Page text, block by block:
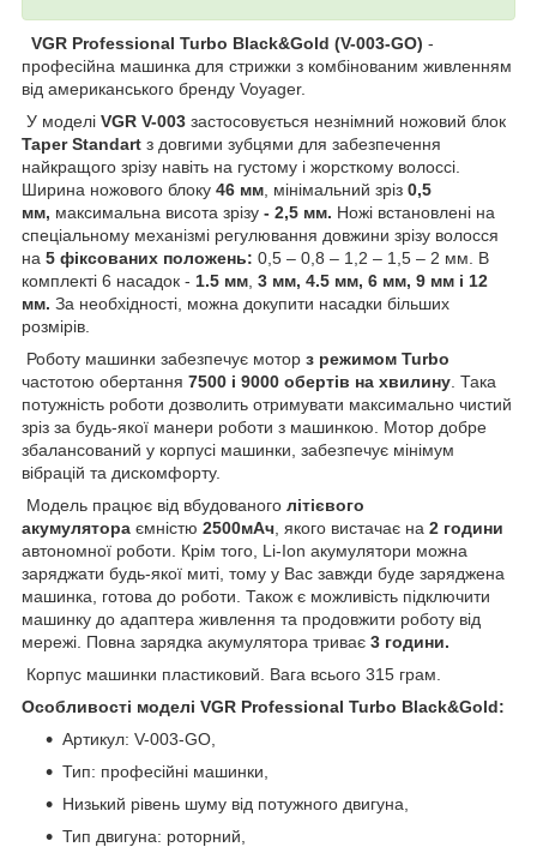
VGR Professional Turbo Black&Gold (V-003-GO) -
професійна машинка для стрижки з комбінованим живленням
від американського бренду Voyager.
У моделі VGR V-003 застосовується незнімний ножовий блок
Taper Standart з довгими зубцями для забезпечення
найкращого зрізу навіть на густому і жорсткому волоссі.
Ширина ножового блоку 46 мм , мінімальний зріз 0,5
мм, максимальна висота зрізу - 2,5 мм. Ножі встановлені на
спеціальному механізмі регулювання довжини зрізу волосся
на 5 фіксованих положень: 0,5 – 0,8 – 1,2 – 1,5 – 2 мм. В
комплекті 6 насадок - 1.5 мм 3 мм, 4.5 мм, 6 мм, 9 мм і 12
мм. За необхідності, можна докупити насадки більших
розмірів.
Роботу машинки забезпечує мотор з режимом Turbo
частотою обертання 7500 і 9000 обертів на хвилину . Така
потужність роботи дозволить отримувати максимально чистий
зріз за будь-якої манери роботи з машинкою. Мотор добре
збалансований у корпусі машинки, забезпечує мінімум
вібрацій та дискомфорту.
Модель працює від вбудованого літієвого
акумулятора ємністю 2500мАч , якого вистачає на 2 години
автономної роботи. Крім того, Li-Ion акумулятори можна
заряджати будь-якої миті, тому у Вас завжди буде заряджена
машинка, готова до роботи. Також є можливість підключити
машинку до адаптера живлення та продовжити роботу від
мережі. Повна зарядка акумулятора триває 3 години.
Корпус машинки пластиковий. Вага всього 315 грам.
Особливості моделі VGR Professional Turbo Black&Gold:
Артикул: V-003-GO,
Тип: професійні машинки,
Низький рівень шуму від потужного двигуна,
Тип двигуна: роторний,